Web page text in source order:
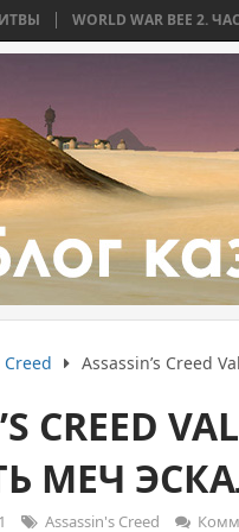
WAR BEE 2. ЧАСТЬ 3:
Assassin’s Creed
CREED
МЕЧ
Assassin's Creed